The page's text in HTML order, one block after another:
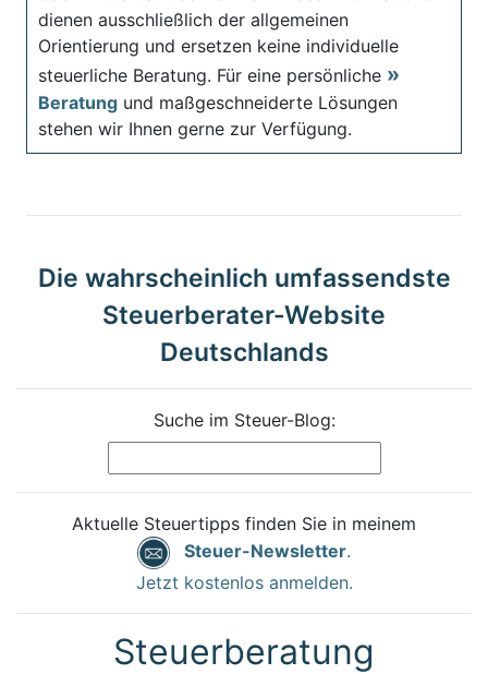
dienen ausschließlich der allgemeinen
Orientierung und ersetzen keine individuelle
steuerliche Beratung. Für eine persönliche
Beratung und maßgeschneiderte Lösungen
stehen wir Ihnen gerne zur Verfügung.
Die wahrscheinlich umfassendste
Steuerberater-Website
Deutschlands
Suche im Steuer-Blog:
Aktuelle Steuertipps finden Sie in meinem
Steuer-Newsletter.
Jetzt kostenlos anmelden.
Steuerberatung